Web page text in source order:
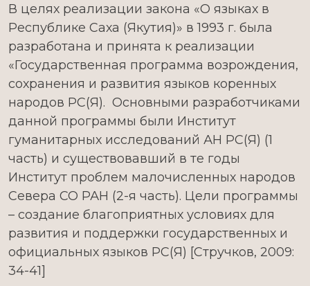
В целях реализации закона «О языках в
Республике Саха (Якутия)» в 1993 г. была
разработана и принята к реализации
«Государственная программа возрождения,
сохранения и развития языков коренных
народов РС(Я). Основными разработчиками
данной программы были Институт
гуманитарных исследований АН РС(Я) (1
часть) и существовавший в те годы
Институт проблем малочисленных народов
Севера СО РАН (2-я часть). Цели программы
– создание благоприятных условиях для
развития и поддержки государственных и
официальных языков РС(Я) [Стручков, 2009:
34-41]